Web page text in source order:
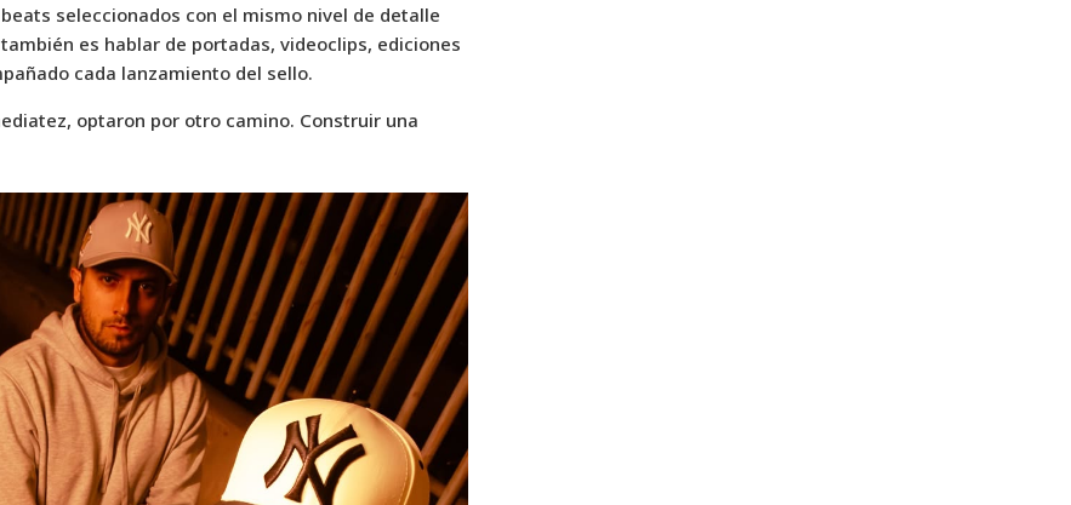
seleccionados con el mismo nivel de detalle
es hablar de portadas, videoclips, ediciones
cada lanzamiento del sello.
optaron por otro camino. Construir una